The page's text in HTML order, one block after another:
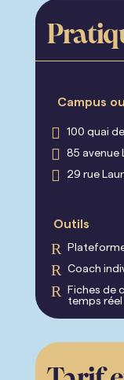
Campus
 100 quai
 85 avenue
 29 rue
Outils
R
R Coach
R
⁠Fiches de
temps réel